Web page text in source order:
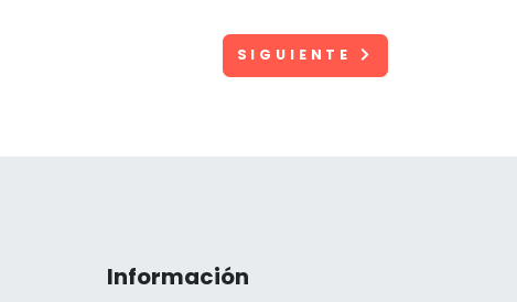
SIGUIENTE
Información